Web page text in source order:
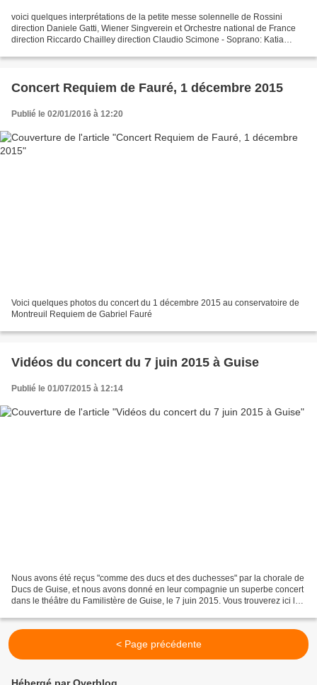
voici quelques interprétations de la petite messe solennelle de Rossini
direction Daniele Gatti, Wiener Singverein et Orchestre national de France
direction Riccardo Chailley direction Claudio Scimone - Soprano: Katia
Concert Requiem de Fauré, 1 décembre 2015
Publié le 02/01/2016 à 12:20
Voici quelques photos du concert du 1 décembre 2015 au conservatoire de
Montreuil Requiem de Gabriel Fauré
Vidéos du concert du 7 juin 2015 à Guise
Publié le 01/07/2015 à 12:14
Nous avons été reçus "comme des ducs et des duchesses" par la chorale de
Ducs de Guise, et nous avons donné en leur compagnie un superbe concert
dans le théâtre du Familistère de Guise, le 7 juin 2015. Vous trouverez ici les
< Page précédente